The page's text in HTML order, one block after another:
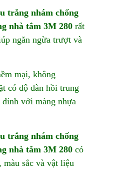
trắng nhám chống
nhà tắm 3M 280 rất
ngăn ngừa trượt và
mại, không
có độ đàn hồi trung
với màng nhựa
trắng nhám chống
nhà tắm 3M 280 có
sắc và vật liệu